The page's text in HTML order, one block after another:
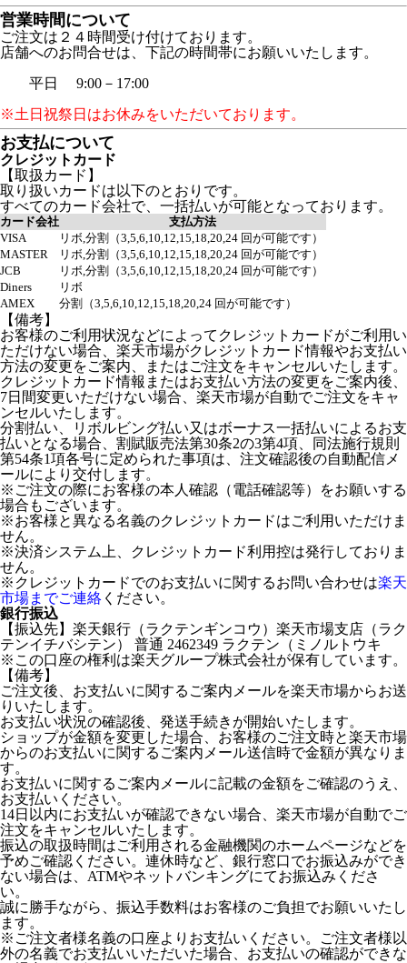
営業時間について
ご注文は２４時間受け付けております。
店舗へのお問合せは、下記の時間帯にお願いいたします。
平日 9:00－17:00
※土日祝祭日はお休みをいただいております。
お支払について
クレジットカード
【取扱カード】
取り扱いカードは以下のとおりです。
すべてのカード会社で、一括払いが可能となっております。
カード会社
支払方法
VISA
リボ,分割（3,5,6,10,12,15,18,20,24 回が可能です）
MASTER
リボ,分割（3,5,6,10,12,15,18,20,24 回が可能です）
JCB
リボ,分割（3,5,6,10,12,15,18,20,24 回が可能です）
Diners
リボ
AMEX
分割（3,5,6,10,12,15,18,20,24 回が可能です）
【備考】
お客様のご利用状況などによってクレジットカードがご利用い
ただけない場合、楽天市場がクレジットカード情報やお支払い
方法の変更をご案内、またはご注文をキャンセルいたします。
クレジットカード情報またはお支払い方法の変更をご案内後、
7日間変更いただけない場合、楽天市場が自動でご注文をキャ
ンセルいたします。
分割払い、リボルビング払い又はボーナス一括払いによるお支
払いとなる場合、割賦販売法第30条2の3第4項、同法施行規則
第54条1項各号に定められた事項は、注文確認後の自動配信メ
ールにより交付します。
※ご注文の際にお客様の本人確認（電話確認等）をお願いする
場合もございます。
※お客様と異なる名義のクレジットカードはご利用いただけま
せん。
※決済システム上、クレジットカード利用控は発行しておりま
せん。
※クレジットカードでのお支払いに関するお問い合わせは楽天
市場までご連絡 ください。
銀行振込
【振込先】楽天銀行（ラクテンギンコウ）楽天市場支店（ラク
テンイチバシテン） 普通 2462349 ラクテン（ミノルトウキ
※この口座の権利は楽天グループ株式会社が保有しています。
【備考】
ご注文後、お支払いに関するご案内メールを楽天市場からお送
りいたします。
お支払い状況の確認後、発送手続きが開始いたします。
ショップが金額を変更した場合、お客様のご注文時と楽天市場
からのお支払いに関するご案内メール送信時で金額が異なりま
す。
お支払いに関するご案内メールに記載の金額をご確認のうえ、
お支払いください。
14日以内にお支払いが確認できない場合、楽天市場が自動でご
注文をキャンセルいたします。
振込の取扱時間はご利用される金融機関のホームページなどを
予めご確認ください。連休時など、銀行窓口でお振込みができ
ない場合は、ATMやネットバンキングにてお振込みくださ
い。
誠に勝手ながら、振込手数料はお客様のご負担でお願いいたし
ます。
※ご注文者様名義の口座よりお支払いください。ご注文者様以
外の名義でお支払いいただいた場合、お支払いの確認ができな